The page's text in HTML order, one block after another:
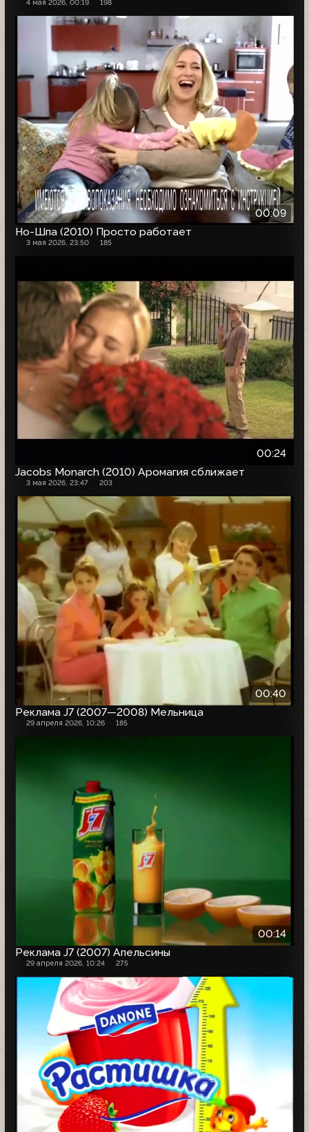
4 мая 2026, 00:19 198
00:09
Но-Шпа (2010) Просто работает
3 мая 2026, 23:50 185
00:24
Jacobs Monarch (2010) Аромагия сближает
3 мая 2026, 23:47 203
00:40
Реклама J7 (2007—2008) Мельница
29 апреля 2026, 10:26 185
00:14
Реклама J7 (2007) Апельсины
29 апреля 2026, 10:24 275